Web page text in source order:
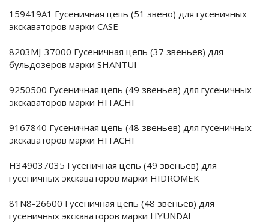
159419A1 Гусеничная цепь (51 звено) для гусеничных
экскаваторов марки CASE
8203MJ-37000 Гусеничная цепь (37 звеньев) для
бульдозеров марки SHANTUI
9250500 Гусеничная цепь (49 звеньев) для гусеничных
экскаваторов марки HITACHI
9167840 Гусеничная цепь (48 звеньев) для гусеничных
экскаваторов марки HITACHI
H349037035 Гусеничная цепь (49 звеньев) для
гусеничных экскаваторов марки HIDROMEK
81N8-26600 Гусеничная цепь (48 звеньев) для
гусеничных экскаваторов марки HYUNDAI